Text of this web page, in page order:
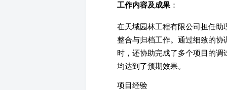
工作内容及成果 ：
在天域园林工程有限公司担任
整合与归档工作。通过细致的
时，还协助完成了多个项目的
均达到了预期效果。
项目经验